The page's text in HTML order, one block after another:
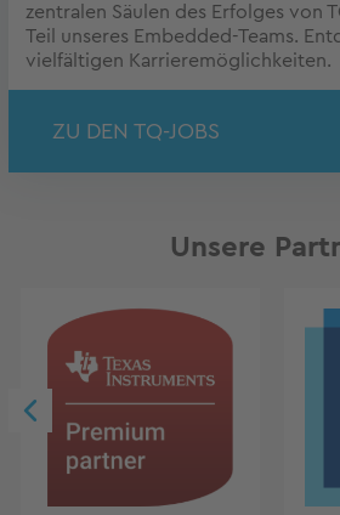
zentralen Säulen des Erfolges von
Teil unseres Embedded-Teams.
vielfältigen Karrieremöglichkeiten.
ZU DEN TQ-JOBS
Unsere